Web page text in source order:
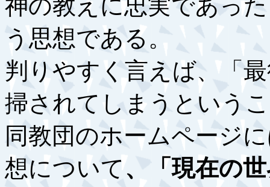
神の教えに忠実であっ
う思想である。
判りやすく言えば、「
掃されてしまうという
同教団のホームページ
想について、「現在の